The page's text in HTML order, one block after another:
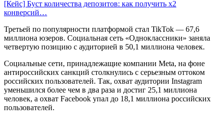
[Кейс] Буст количества депозитов: как получить х2
конверсий…
Третьей по популярности платформой стал TikTok — 67,6
миллиона юзеров. Социальная сеть «Одноклассники» заняла
четвертую позицию с аудиторией в 50,1 миллиона человек.
Социальные сети, принадлежащие компании Meta, на фоне
антироссийских санкций столкнулись с серьезным оттоком
российских пользователей. Так, охват аудитории Instagram
уменьшился более чем в два раза и достиг 25,1 миллиона
человек, а охват Facebook упал до 18,1 миллиона российских
пользователей.